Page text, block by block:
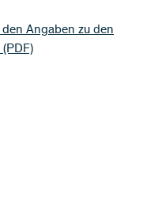
Angaben zu den
(PDF)